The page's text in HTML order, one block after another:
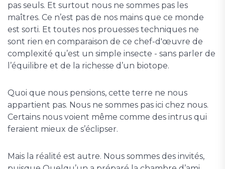
pas seuls. Et surtout nous ne sommes pas les
maîtres. Ce n’est pas de nos mains que ce monde
est sorti. Et toutes nos prouesses techniques ne
sont rien en comparaison de ce chef-d'œuvre de
complexité qu’est un simple insecte - sans parler de
l’équilibre et de la richesse d’un biotope.
Quoi que nous pensions, cette terre ne nous
appartient pas. Nous ne sommes pas ici chez nous.
Certains nous voient même comme des intrus qui
feraient mieux de s’éclipser.
Mais la réalité est autre. Nous sommes des invités,